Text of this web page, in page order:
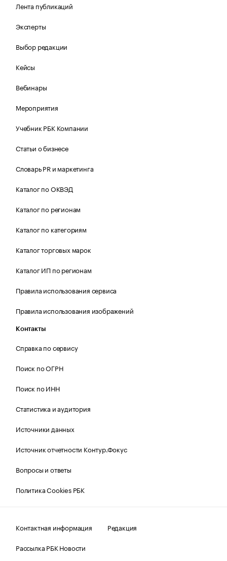
Лента публикаций
Эксперты
Выбор редакции
Кейсы
Вебинары
Мероприятия
Учебник РБК Компании
Статьи о бизнесе
Словарь PR и маркетинга
Каталог по ОКВЭД
Каталог по регионам
Каталог по категориям
Каталог торговых марок
Каталог ИП по регионам
Правила использования сервиса
Правила использования изображений
Контакты
Справка по сервису
Поиск по ОГРН
Поиск по ИНН
Статистика и аудитория
Источники данных
Источник отчетности Контур.Фокус
Вопросы и ответы
Политика Cookies РБК
Контактная информация
Редакция
Рассылка РБК Новости